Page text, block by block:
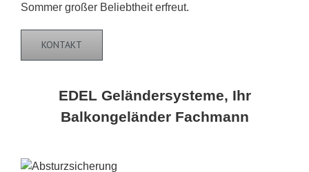
Sommer großer Beliebtheit erfreut.
KONTAKT
EDEL Geländersysteme, Ihr
Balkongeländer Fachmann